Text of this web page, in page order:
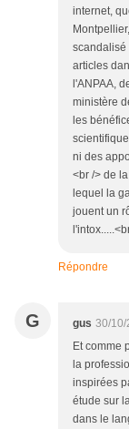
internet,
scandalisé
articles
l'ANPAA,
ministère
les
ni des
<br /> de
lequel la
jouent un
Répondre
G gus 30/10/
Et comme
la
inspirées
étude sur
dans le